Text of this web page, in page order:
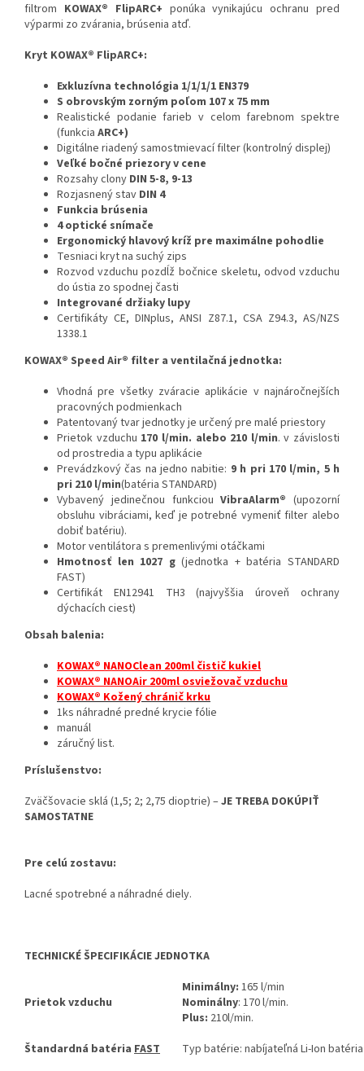
filtrom KOWAX® FlipARC+ ponúka vynikajúcu ochranu pred
výparmi zo zvárania, brúsenia atď.
Kryt KOWAX® FlipARC+:
Exkluzívna technológia 1/1/1/1 EN379
S obrovským zorným poľom 107 x 75 mm
Realistické podanie farieb v celom farebnom spektre
(funkcia ARC+)
Digitálne riadený samostmievací filter (kontrolný displej)
Veľké bočné priezory v cene
Rozsahy clony DIN 5-8, 9-13
Rozjasnený stav DIN 4
Funkcia brúsenia
4 optické snímače
Ergonomický hlavový kríž pre maximálne pohodlie
Tesniaci kryt na suchý zips
Rozvod vzduchu pozdĺž bočnice skeletu, odvod vzduchu
do ústia zo spodnej časti
Integrované držiaky lupy
Certifikáty CE, DINplus, ANSI Z87.1, CSA Z94.3, AS/NZS
1338.1
KOWAX® Speed Air® filter a ventilačná jednotka:
Vhodná pre všetky zváracie aplikácie v najnáročnejších
pracovných podmienkach
Patentovaný tvar jednotky je určený pre malé priestory
Prietok vzduchu 170 l/min. alebo 210 l/min. v závislosti
od prostredia a typu aplikácie
Prevádzkový čas na jedno nabitie: 9 h pri 170 l/min, 5 h
pri 210 l/min(batéria STANDARD)
Vybavený jedinečnou funkciouVibraAlarm® (upozorní
obsluhu vibráciami, keď je potrebné vymeniť filter alebo
dobiť batériu).
Motor ventilátora s premenlivými otáčkami
Hmotnosť len 1027 g(jednotka + batéria STANDARD
FAST)
Certifikát EN12941 TH3 (najvyššia úroveň ochrany
dýchacích ciest)
Obsah balenia:
KOWAX® NANOClean 200ml čistič kukiel
KOWAX® NANOAir 200ml osviežovač vzduchu
KOWAX® Kožený chránič krku
1ks náhradné predné krycie fólie
manuál
záručný list.
Príslušenstvo:
Zväčšovacie sklá (1,5; 2; 2,75 dioptrie) –JE TREBA DOKÚPIŤ
SAMOSTATNE
Pre celú zostavu:
Lacné spotrebné a náhradné diely.
TECHNICKÉ ŠPECIFIKÁCIE JEDNOTKA
Prietok vzduchu
Minimálny: 165 l/min
Nominálny: 170 l/min.
Plus: 210l/min.
Štandardná batéria FAST
Typ batérie: nabíjateľná Li-Ion